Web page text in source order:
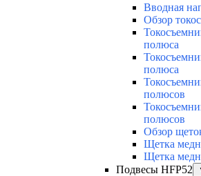
Вводная
Обзор
полюса
полюса
полюсов
полюсов
Обзор
Щетка
Щетка
Подвесы HFP52